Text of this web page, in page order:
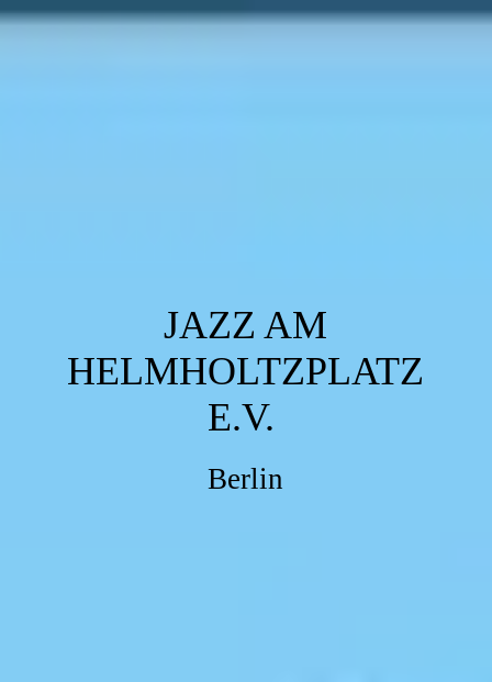
JAZZ AM
HELMHOLTZPLATZ
E.V.
Berlin